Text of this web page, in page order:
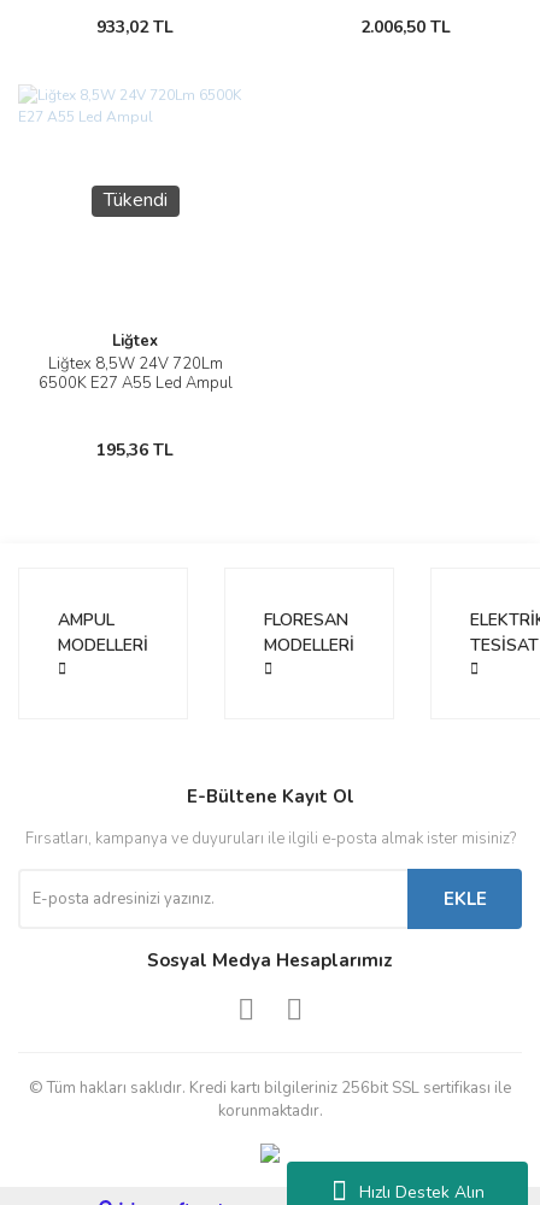
Hızlı Destek Alın
933,02 TL 2.006,50 TL
Tükendi
Liğtex
Liğtex 8,5W 24V 720Lm
6500K E27 A55 Led Ampul
195,36 TL
AMPUL
MODELLERİ
FLORESAN
MODELLERİ
TESİSAT
E-Bültene Kayıt Ol
Fırsatları, kampanya ve duyuruları ile ilgili e-posta almak ister misiniz?
EKLE
Sosyal Medya Hesaplarımız
© Tüm hakları saklıdır. Kredi kartı bilgileriniz 256bit SSL sertifikası ile
korunmaktadır.